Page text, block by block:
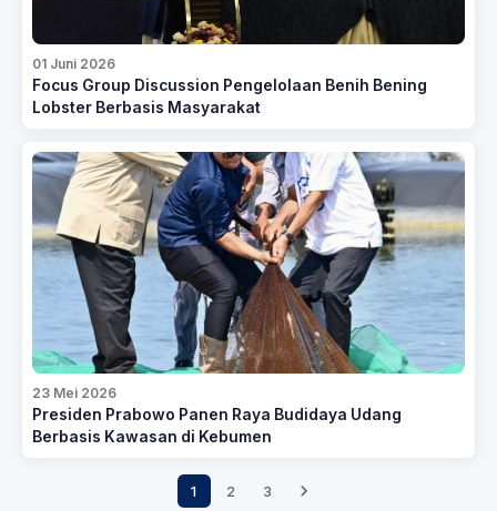
01 Juni 2026
Focus Group Discussion Pengelolaan Benih Bening
Lobster Berbasis Masyarakat
23 Mei 2026
Presiden Prabowo Panen Raya Budidaya Udang
Berbasis Kawasan di Kebumen
1 2 3